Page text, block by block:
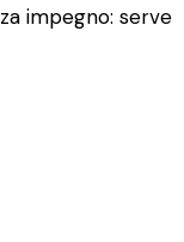
impegno: serve